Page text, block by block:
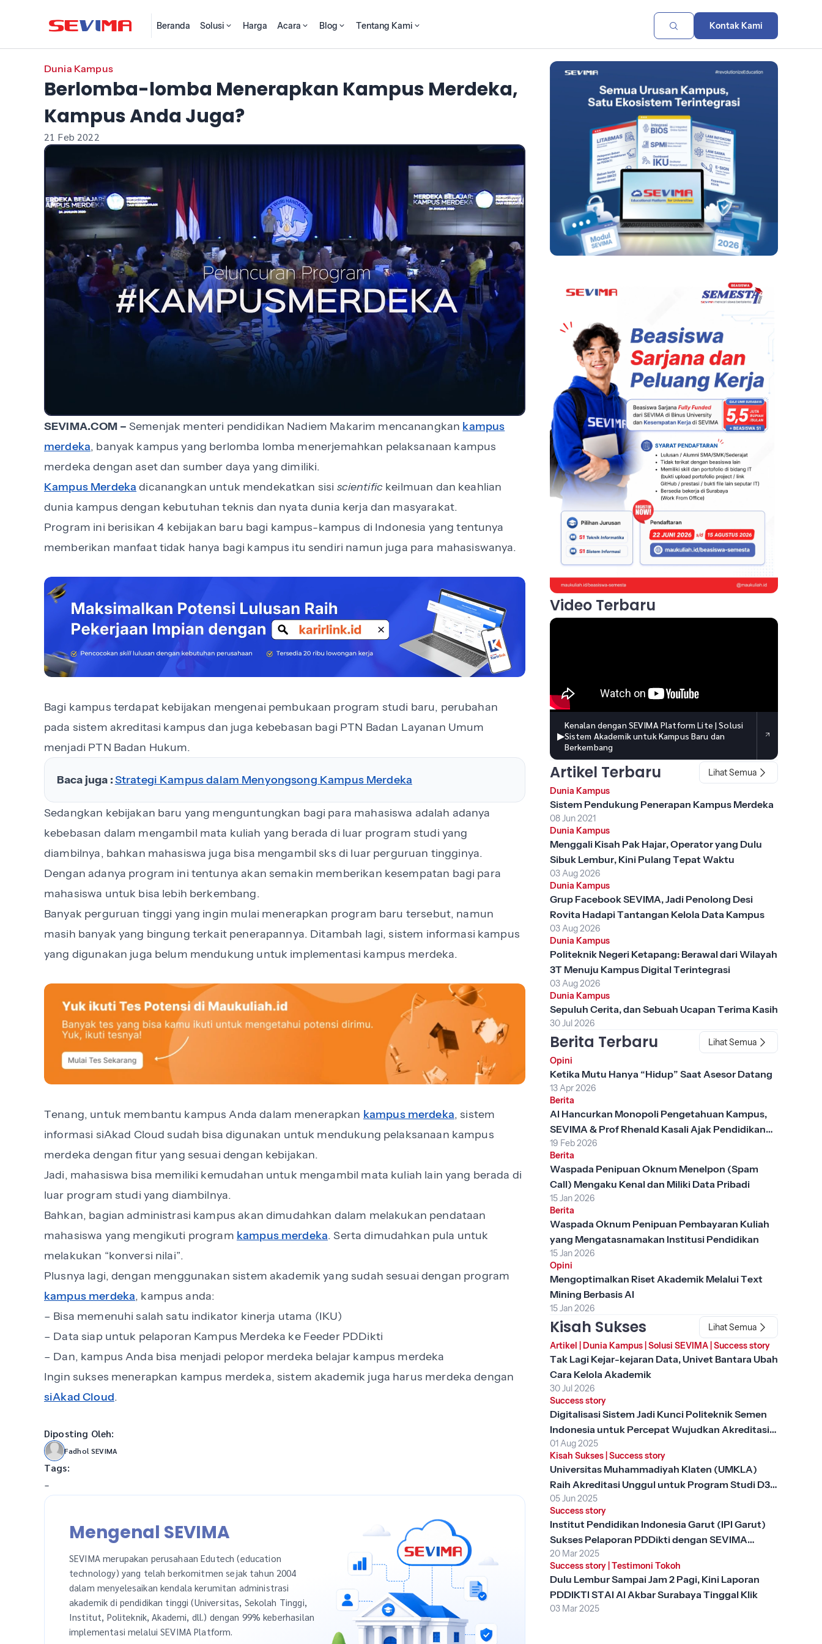
Beranda Solusi Harga Acara Blog Tentang Kami Kontak Kami
Dunia Kampus
Berlomba-lomba Menerapkan Kampus Merdeka,
Kampus Anda Juga?
21 Feb 2022
SEVIMA.COM – Semenjak menteri pendidikan Nadiem Makarim mencanangkan kampus
merdeka, banyak kampus yang berlomba lomba menerjemahkan pelaksanaan kampus
merdeka dengan aset dan sumber daya yang dimiliki.
Kampus Merdeka dicanangkan untuk mendekatkan sisi scientific keilmuan dan keahlian
dunia kampus dengan kebutuhan teknis dan nyata dunia kerja dan masyarakat.
Program ini berisikan 4 kebijakan baru bagi kampus-kampus di Indonesia yang tentunya
memberikan manfaat tidak hanya bagi kampus itu sendiri namun juga para mahasiswanya.
Bagi kampus terdapat kebijakan mengenai pembukaan program studi baru, perubahan
pada sistem akreditasi kampus dan juga kebebasan bagi PTN Badan Layanan Umum
menjadi PTN Badan Hukum.
Baca juga :Strategi Kampus dalam Menyongsong Kampus Merdeka
Sedangkan kebijakan baru yang menguntungkan bagi para mahasiswa adalah adanya
kebebasan dalam mengambil mata kuliah yang berada di luar program studi yang
diambilnya, bahkan mahasiswa juga bisa mengambil sks di luar perguruan tingginya.
Dengan adanya program ini tentunya akan semakin memberikan kesempatan bagi para
mahasiswa untuk bisa lebih berkembang.
Banyak perguruan tinggi yang ingin mulai menerapkan program baru tersebut, namun
masih banyak yang bingung terkait penerapannya. Ditambah lagi, sistem informasi kampus
yang digunakan juga belum mendukung untuk implementasi kampus merdeka.
Tenang, untuk membantu kampus Anda dalam menerapkan kampus merdeka, sistem
informasi siAkad Cloud sudah bisa digunakan untuk mendukung pelaksanaan kampus
merdeka dengan fitur yang sesuai dengan kebijakan.
Jadi, mahasiswa bisa memiliki kemudahan untuk mengambil mata kuliah lain yang berada di
luar program studi yang diambilnya.
Bahkan, bagian administrasi kampus akan dimudahkan dalam melakukan pendataan
mahasiswa yang mengikuti program kampus merdeka. Serta dimudahkan pula untuk
melakukan “konversi nilai”.
Plusnya lagi, dengan menggunakan sistem akademik yang sudah sesuai dengan program
kampus merdeka, kampus anda:
– Bisa memenuhi salah satu indikator kinerja utama (IKU)
– Data siap untuk pelaporan Kampus Merdeka ke Feeder PDDikti
– Dan, kampus Anda bisa menjadi pelopor merdeka belajar kampus merdeka
Ingin sukses menerapkan kampus merdeka, sistem akademik juga harus merdeka dengan
siAkad Cloud.
Diposting Oleh:
Fadhol SEVIMA
Tags:
-
Mengenal SEVIMA
SEVIMA merupakan perusahaan Edutech (education
technology) yang telah berkomitmen sejak tahun 2004
dalam menyelesaikan kendala kerumitan administrasi
akademik di pendidikan tinggi (Universitas, Sekolah Tinggi,
Institut, Politeknik, Akademi, dll.) dengan 99% keberhasilan
implementasi melalui SEVIMA Platform.
Video Terbaru
▶
Kenalan dengan SEVIMA Platform Lite | Solusi
Sistem Akademik untuk Kampus Baru dan
Berkembang
Artikel Terbaru
Lihat Semua
Dunia Kampus
Sistem Pendukung Penerapan Kampus Merdeka
08 Jun 2021
Dunia Kampus
Menggali Kisah Pak Hajar, Operator yang Dulu
Sibuk Lembur, Kini Pulang Tepat Waktu
03 Aug 2026
Dunia Kampus
Grup Facebook SEVIMA, Jadi Penolong Desi
Rovita Hadapi Tantangan Kelola Data Kampus
03 Aug 2026
Dunia Kampus
Politeknik Negeri Ketapang: Berawal dari Wilayah
3T Menuju Kampus Digital Terintegrasi
03 Aug 2026
Dunia Kampus
Sepuluh Cerita, dan Sebuah Ucapan Terima Kasih
30 Jul 2026
Berita Terbaru
Lihat Semua
Opini
Ketika Mutu Hanya “Hidup” Saat Asesor Datang
13 Apr 2026
Berita
AI Hancurkan Monopoli Pengetahuan Kampus,
SEVIMA & Prof Rhenald Kasali Ajak Pendidikan
Tinggi Berubah
19 Feb 2026
Berita
Waspada Penipuan Oknum Menelpon (Spam
Call) Mengaku Kenal dan Miliki Data Pribadi
15 Jan 2026
Berita
Waspada Oknum Penipuan Pembayaran Kuliah
yang Mengatasnamakan Institusi Pendidikan
15 Jan 2026
Opini
Mengoptimalkan Riset Akademik Melalui Text
Mining Berbasis AI
15 Jan 2026
Kisah Sukses
Lihat Semua
Artikel Dunia Kampus| Solusi SEVIMA| Success story
Tak Lagi Kejar-kejaran Data, Univet Bantara Ubah
Cara Kelola Akademik
30 Jul 2026
Success story
Digitalisasi Sistem Jadi Kunci Politeknik Semen
Indonesia untuk Percepat Wujudkan Akreditasi
Unggul
01 Aug 2025
Kisah Sukses| Success story
Universitas Muhammadiyah Klaten (UMKLA)
Raih Akreditasi Unggul untuk Program Studi D3
Keperawatan dengan SEVIMA Platform
05 Jun 2025
Success story
Institut Pendidikan Indonesia Garut (IPI Garut)
Sukses Pelaporan PDDikti dengan SEVIMA
Platform
20 Mar 2025
Success story| Testimoni Tokoh
Dulu Lembur Sampai Jam 2 Pagi, Kini Laporan
PDDIKTI STAI Al Akbar Surabaya Tinggal Klik
03 Mar 2025